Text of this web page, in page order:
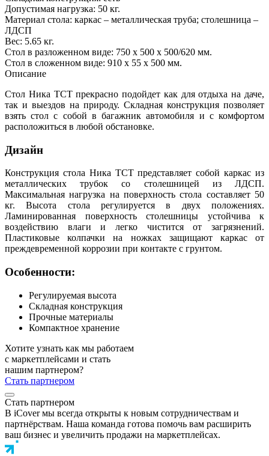
Допустимая нагрузка: 50 кг.
Материал стола: каркас – металлическая труба; столешница –
ЛДСП
Вес: 5.65 кг.
Стол в разложенном виде: 750 x 500 х 500/620 мм.
Стол в сложенном виде: 910 x 55 x 500 мм.
Описание
Стол Ника ТСТ прекрасно подойдет как для отдыха на даче,
так и выездов на природу. Складная конструкция позволяет
взять стол с собой в багажник автомобиля и с комфортом
расположиться в любой обстановке.
Дизайн
Конструкция стола Ника ТСТ представляет собой каркас из
металлических трубок со столешницей из ЛДСП.
Максимальная нагрузка на поверхность стола составляет 50
кг. Высота стола регулируется в двух положениях.
Ламинированная поверхность столешницы устойчива к
воздействию влаги и легко чистится от загрязнений.
Пластиковые колпачки на ножках защищают каркас от
преждевременной коррозии при контакте с грунтом.
Особенности:
Регулируемая высота
Складная конструкция
Прочные материалы
Компактное хранение
Хотите узнать как мы работаем
с маркетплейсами и стать
нашим партнером?
Стать партнером
Стать партнером
В iCover мы всегда открыты к новым сотрудничествам и
партнёрствам. Наша команда готова помочь вам расширить
ваш бизнес и увеличить продажи на маркетплейсах.